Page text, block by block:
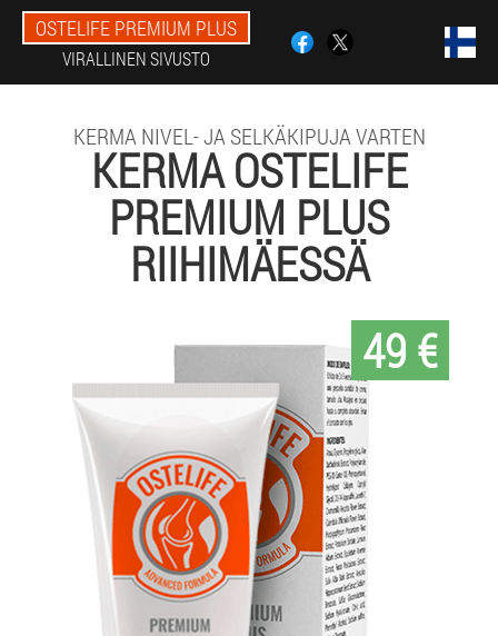
OSTELIFE PREMIUM PLUS
VIRALLINEN SIVUSTO
KERMA NIVEL- JA SELKÄKIPUJA VARTEN
KERMA OSTELIFE
PREMIUM PLUS
RIIHIMÄESSÄ
49 €